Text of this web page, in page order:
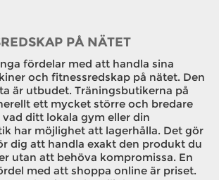
PÅ NÄTET
fördelar med att handla sina
och fitnessredskap på nätet. Den
är utbudet. Träningsbutikerna på
ett mycket större och bredare
ditt lokala gym eller din
har möjlighet att lagerhålla. Det gör
dig att handla exakt den produkt du
utan att behöva kompromissa. En
med att shoppa online är priset.